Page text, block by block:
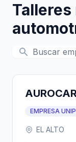
EMPRESA
EL ALTO